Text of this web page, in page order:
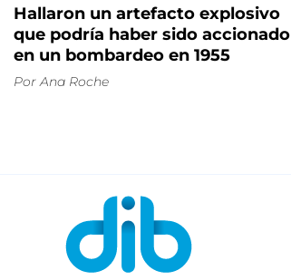
Hallaron un artefacto explosivo
que podría haber sido accionado
en un bombardeo en 1955
Por Ana Roche